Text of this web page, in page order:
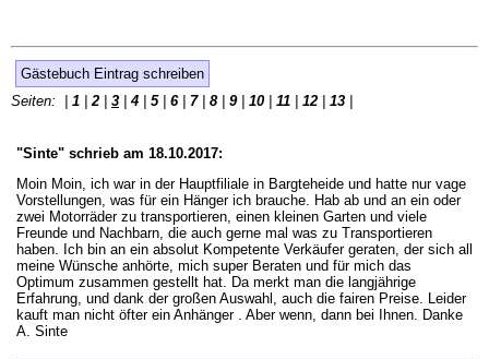
Gästebuch Eintrag schreiben
Seiten: | 1 |2 3 4 5| 6| 7| 8| 9| 10 11 12 13
"Sinte" schrieb am 18.10.2017:
Moin Moin, ich war in der Hauptfiliale in Bargteheide und hatte nur vage
Vorstellungen, was für ein Hänger ich brauche. Hab ab und an ein oder
zwei Motorräder zu transportieren, einen kleinen Garten und viele
Freunde und Nachbarn, die auch gerne mal was zu Transportieren
haben. Ich bin an ein absolut Kompetente Verkäufer geraten, der sich all
meine Wünsche anhörte, mich super Beraten und für mich das
Optimum zusammen gestellt hat. Da merkt man die langjährige
Erfahrung, und dank der großen Auswahl, auch die fairen Preise. Leider
kauft man nicht öfter ein Anhänger . Aber wenn, dann bei Ihnen. Danke
A. Sinte